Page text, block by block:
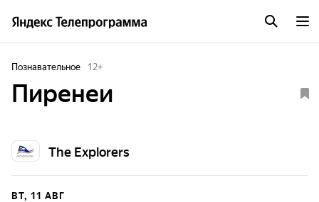
Познавательное 12+
Пиренеи
The Explorers
ВТ, 11 АВГ